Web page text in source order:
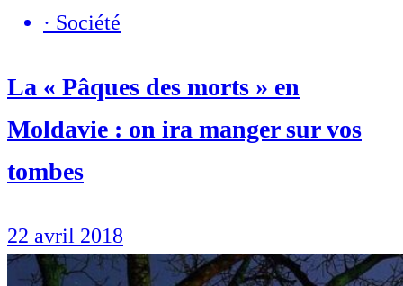
· Société
La « Pâques des morts » en
Moldavie : on ira manger sur vos
tombes
22 avril 2018